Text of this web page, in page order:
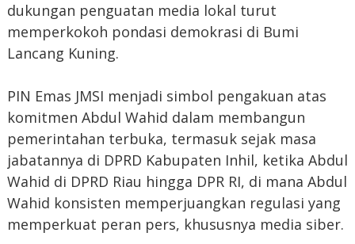
dukungan penguatan media lokal turut
memperkokoh pondasi demokrasi di Bumi
Lancang Kuning.
PIN Emas JMSI menjadi simbol pengakuan atas
komitmen Abdul Wahid dalam membangun
pemerintahan terbuka, termasuk sejak masa
jabatannya di DPRD Kabupaten Inhil, ketika Abdul
Wahid di DPRD Riau hingga DPR RI, di mana Abdul
Wahid konsisten memperjuangkan regulasi yang
memperkuat peran pers, khususnya media siber.